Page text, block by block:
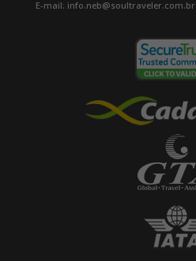
E-mail: info.neb@soultraveler.com.br